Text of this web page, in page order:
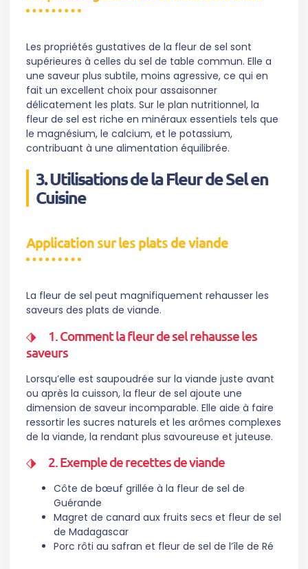
Les propriétés gustatives de la fleur de sel sont
supérieures à celles du sel de table commun. Elle a
une saveur plus subtile, moins agressive, ce qui en
fait un excellent choix pour assaisonner
délicatement les plats. Sur le plan nutritionnel, la
fleur de sel est riche en minéraux essentiels tels que
le magnésium, le calcium, et le potassium,
contribuant à une alimentation équilibrée.
3. Utilisations de la Fleur de Sel en
Cuisine
Application sur les plats de viande
La fleur de sel peut magnifiquement rehausser les
saveurs des plats de viande.
1. Comment la fleur de sel rehausse les
saveurs
Lorsqu’elle est saupoudrée sur la viande juste avant
ou après la cuisson, la fleur de sel ajoute une
dimension de saveur incomparable. Elle aide à faire
ressortir les sucres naturels et les arômes complexes
de la viande, la rendant plus savoureuse et juteuse.
2. Exemple de recettes de viande
Côte de bœuf grillée à la fleur de sel de
Guérande
Magret de canard aux fruits secs et fleur de sel
de Madagascar
Porc rôti au safran et fleur de sel de l’île de Ré